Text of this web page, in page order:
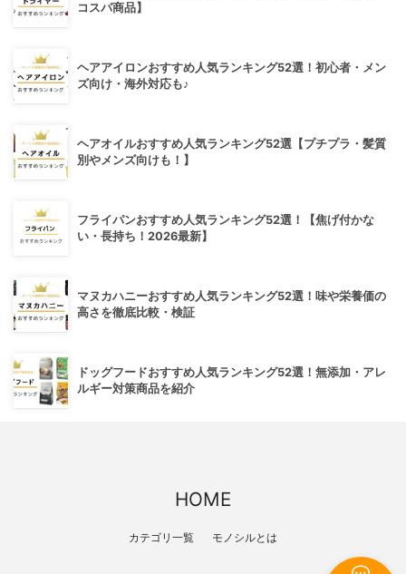
コスパ商品】
ヘアアイロンおすすめ人気ランキング52選！初心者・メン
ズ向け・海外対応も♪
ヘアオイルおすすめ人気ランキング52選【プチプラ・髪質
別やメンズ向けも！】
フライパンおすすめ人気ランキング52選！【焦げ付かな
い・長持ち！2026最新】
マヌカハニーおすすめ人気ランキング52選！味や栄養価の
高さを徹底比較・検証
ドッグフードおすすめ人気ランキング52選！無添加・アレ
ルギー対策商品を紹介
HOME
カテゴリ一覧 モノシルとは